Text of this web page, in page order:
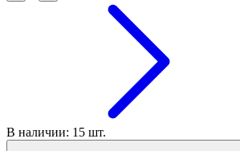
В наличии: 15 шт.